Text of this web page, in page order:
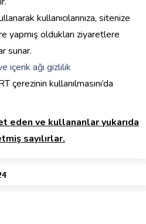
kullanıcılarınıza, sitenize
yapmış oldukları ziyaretlere
sunar.
içerik ağı gizlilik
çerezinin kullanılmasını’da
eden ve kullananlar yukarıda
sayılırlar.